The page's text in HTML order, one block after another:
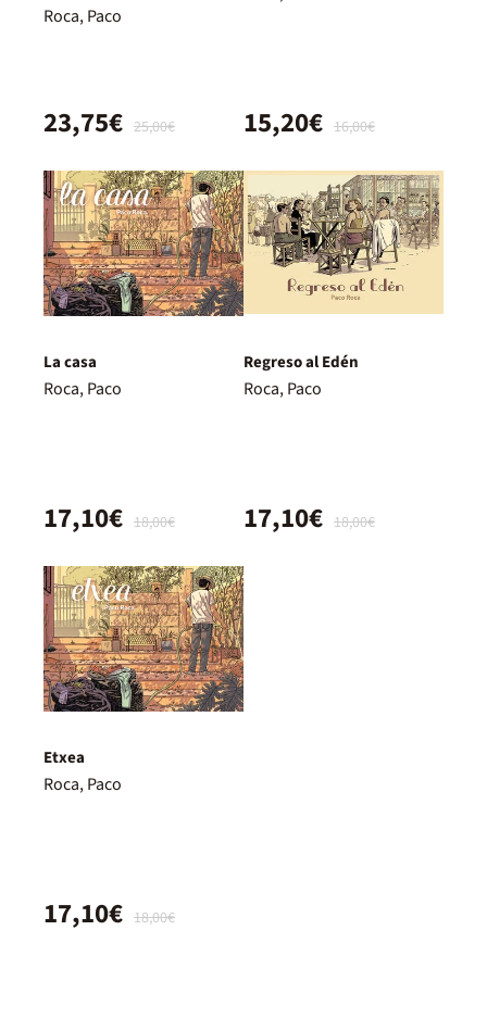
Roca, Paco
25,00€
23,75€ 16,00€
15,20€
La casa
Roca, Paco
18,00€
17,10€
Regreso al Edén
Roca, Paco
18,00€
17,10€
Etxea
Roca, Paco
18,00€
17,10€